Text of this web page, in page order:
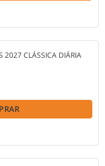
2027 CLÁSSICA DIÁRIA